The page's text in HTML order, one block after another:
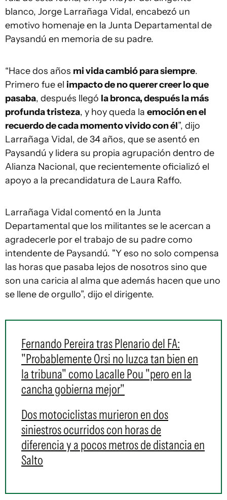
blanco, Jorge Larrañaga Vidal, encabezó un
emotivo homenaje en la Junta Departamental de
Paysandú en memoria de su padre.
“Hace dos años mi vida cambió para siempre.
Primero fue el impacto de no querer creer lo que
pasaba, después llegó la bronca, después la más
profunda tristeza, y hoy queda la emoción en el
recuerdo de cada momento vivido con él”, dijo
Larrañaga Vidal, de 34 años, que se asentó en
Paysandú y lidera su propia agrupación dentro de
Alianza Nacional, que recientemente oficializó el
apoyo a la precandidatura de Laura Raffo.
Larrañaga Vidal comentó en la Junta
Departamental que los militantes se le acercan a
agradecerle por el trabajo de su padre como
intendente de Paysandú. "Y eso no solo compensa
las horas que pasaba lejos de nosotros sino que
son una caricia al alma que además hacen que uno
se llene de orgullo”, dijo el dirigente.
Fernando Pereira tras Plenario del FA:
"Probablemente Orsi no luzca tan bien en
la tribuna" como Lacalle Pou "pero en la
cancha gobierna mejor"
Dos motociclistas murieron en dos
siniestros ocurridos con horas de
diferencia y a pocos metros de distancia en
Salto